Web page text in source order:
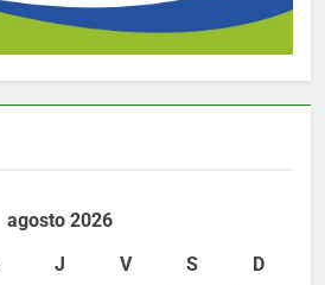
agosto 2026
J V S
D